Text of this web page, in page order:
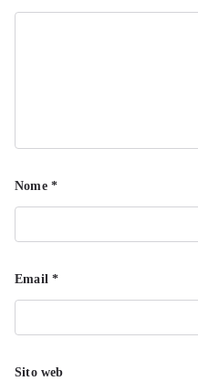
Nome *
Email*
Sito web